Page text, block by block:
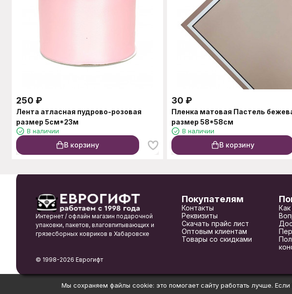
250 ₽
Лента атласная пудрово-розовая
размер 5см*23м
В наличии
В корзину
30 ₽
Пленка матовая Пастель
размер 58*58см
В наличии
В корзину
Интернет / офлайн магазин подарочной
упаковки, пакетов, влаговпитывающих и
грязесборных ковриков в Хабаровске
Покупателям
Контакты
Реквизиты
Скачать прайс лист
Оптовым клиентам
Товары со скидками
Как
© 1998-2026 Еврогифт
Мы сохраняем файлы cookie: это помогает сайту работать лучше.